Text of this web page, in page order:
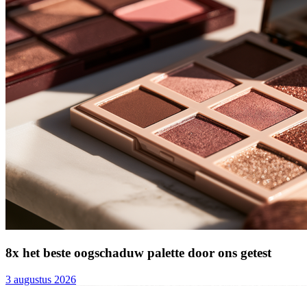
8x het beste oogschaduw palette door ons getest
3 augustus 2026